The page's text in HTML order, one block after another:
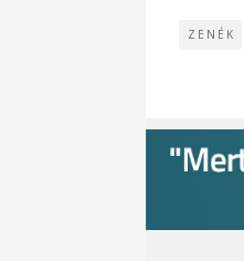
ZENÉK